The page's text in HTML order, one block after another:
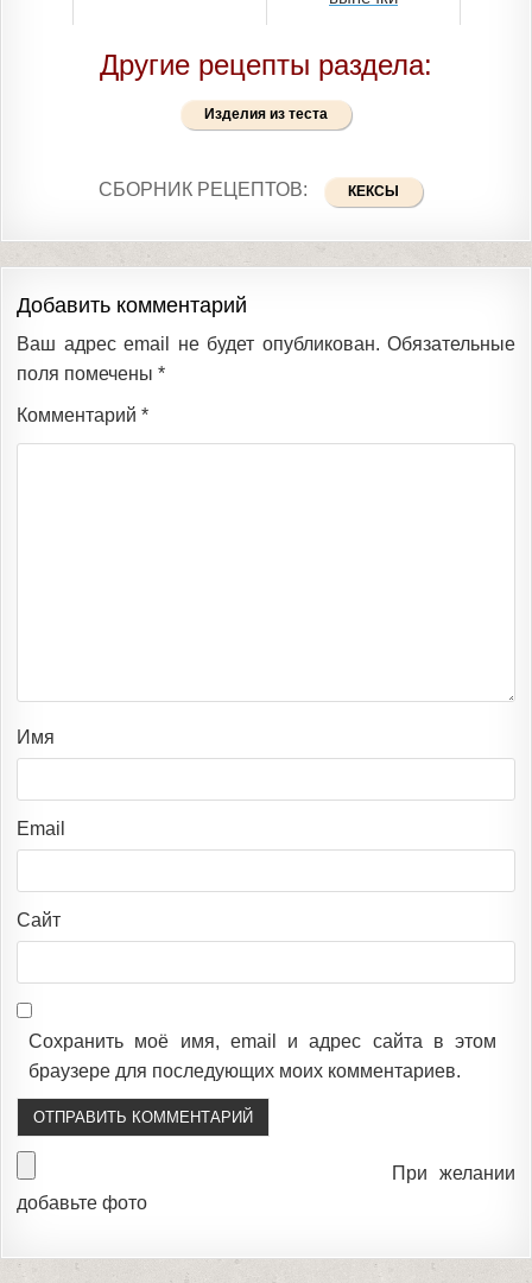
Другие рецепты раздела:
Изделия из теста
СБОРНИК РЕЦЕПТОВ: КЕКСЫ
Добавить комментарий
Ваш адрес email не будет опубликован. Обязательные
поля помечены *
Комментарий *
Имя
Email
Сайт
Сохранить моё имя, email и адрес сайта в этом
браузере для последующих моих комментариев.
При желании
добавьте фото